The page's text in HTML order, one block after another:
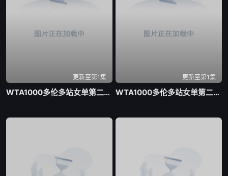
更新至第1集
WTA1000多伦多站女单第二轮 贝莱克0-2斯瓦泰克20260805
更新至第1集
WTA1000多伦多站女单第二轮 戴伊0-2高芙20260806